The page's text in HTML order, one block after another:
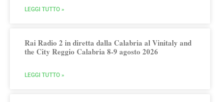
LEGGI TUTTO »
Rai Radio 2 in diretta dalla Calabria al Vinitaly and
the City Reggio Calabria 8-9 agosto 2026
LEGGI TUTTO »